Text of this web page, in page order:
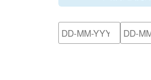
請輸